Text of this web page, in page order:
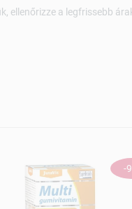
ellenőrizze a legfrissebb
-